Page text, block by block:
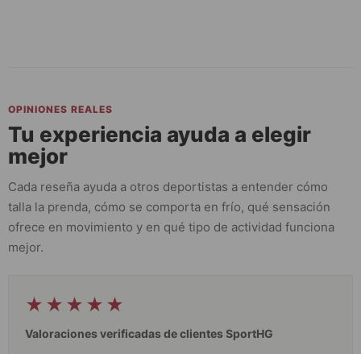
OPINIONES REALES
Tu experiencia ayuda a elegir
mejor
Cada reseña ayuda a otros deportistas a entender cómo
talla la prenda, cómo se comporta en frío, qué sensación
ofrece en movimiento y en qué tipo de actividad funciona
mejor.
★★★★★
Valoraciones verificadas de clientes SportHG